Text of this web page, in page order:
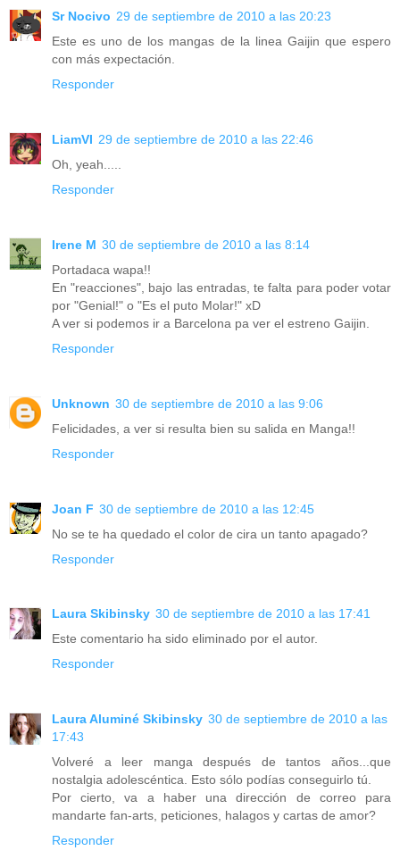
Sr Nocivo 29 de septiembre de 2010 a las 20:23
Este es uno de los mangas de la linea Gaijin que espero
con más expectación.
Responder
LiamVI 29 de septiembre de 2010 a las 22:46
Oh, yeah.....
Responder
Irene M 30 de septiembre de 2010 a las 8:14
Portadaca wapa!!
En "reacciones", bajo las entradas, te falta para poder votar
por "Genial!" o "Es el puto Molar!" xD
A ver si podemos ir a Barcelona pa ver el estreno Gaijin.
Responder
Unknown 30 de septiembre de 2010 a las 9:06
Felicidades, a ver si resulta bien su salida en Manga!!
Responder
Joan F 30 de septiembre de 2010 a las 12:45
No se te ha quedado el color de cira un tanto apagado?
Responder
Laura Skibinsky 30 de septiembre de 2010 a las 17:41
Este comentario ha sido eliminado por el autor.
Responder
Laura Aluminé Skibinsky 30 de septiembre de 2010 a las
17:43
Volveré a leer manga después de tantos años...que
nostalgia adolescéntica. Esto sólo podías conseguirlo tú.
Por cierto, va a haber una dirección de correo para
mandarte fan-arts, peticiones, halagos y cartas de amor?
Responder